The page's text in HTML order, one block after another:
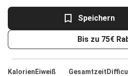
Speichern
Bis zu 75€
Kalorien Eiweiß
Gesamtzeit